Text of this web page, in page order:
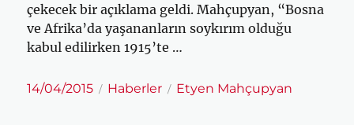
çekecek bir açıklama geldi. Mahçupyan, “Bosna
ve Afrika’da yaşananların soykırım olduğu
kabul edilirken 1915’te …
Yayın
14/04/2015 Kategoriler
Haberler Etiketler
Etyen Mahçupyan